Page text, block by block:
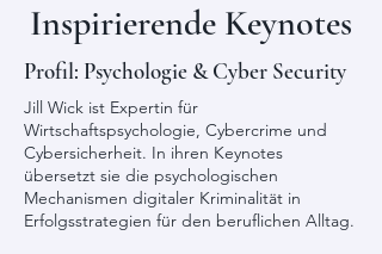
Inspirierende Keynotes
Profil: Psychologie & Cyber Security
Jill Wick ist Expertin für
Wirtschaftspsychologie, Cybercrime und
Cybersicherheit. In ihren Keynotes
übersetzt sie die psychologischen
Mechanismen digitaler Kriminalität in
Erfolgsstrategien für den beruflichen Alltag.